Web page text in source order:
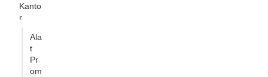
Kanto
r
Ala
t
Pr
om